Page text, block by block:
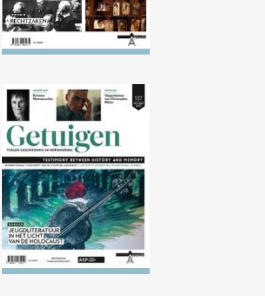
Nr. 137 (10/2023) Jeugdliteratuur
in het licht van de Holocaust